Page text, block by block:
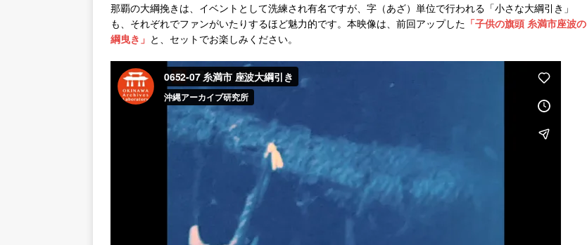
那覇の大綱挽きは、イベントとして洗練され有名ですが、字（あざ）単位で行われる「小さな大綱引き」
も、それぞれでファンがいたりするほど魅力的です。本映像は、前回アップした 「子供の旗頭 糸満市座波の
綱曳き」 と、セットでお楽しみください。